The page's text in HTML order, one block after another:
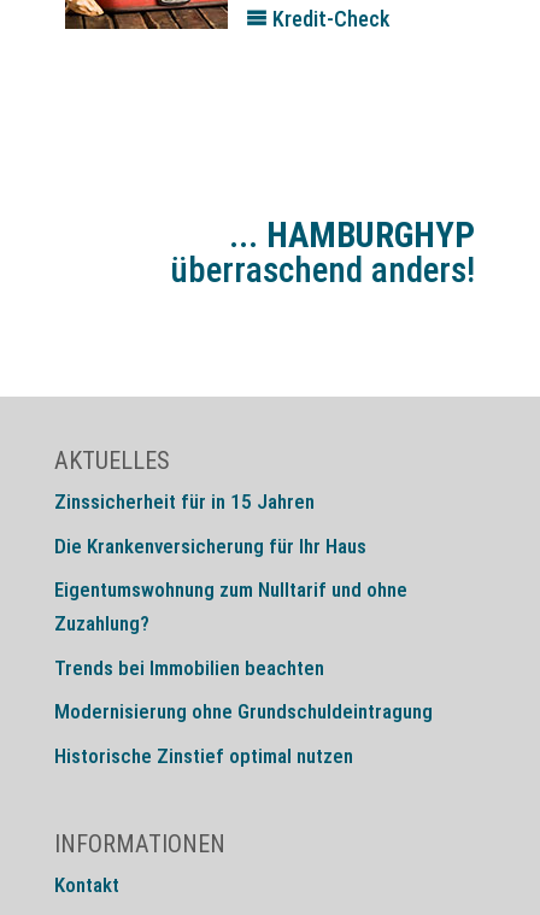
Kredit-Check
... HAMBURGHYP
überraschend anders!
AKTUELLES
Zinssicherheit für in 15 Jahren
Die Krankenversicherung für Ihr Haus
Eigentumswohnung zum Nulltarif und ohne
Zuzahlung?
Trends bei Immobilien beachten
Modernisierung ohne Grundschuldeintragung
Historische Zinstief optimal nutzen
INFORMATIONEN
Kontakt